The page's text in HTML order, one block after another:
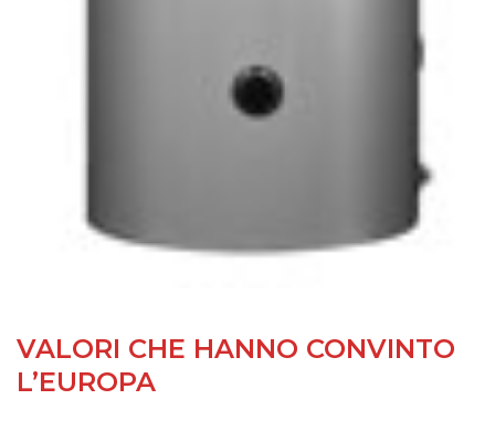
VALORI CHE HANNO CONVINTO
L’EUROPA